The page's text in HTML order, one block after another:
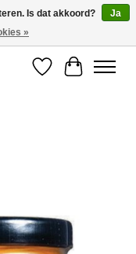
Verlanglijst
Is dat akkoord?
Ja
»